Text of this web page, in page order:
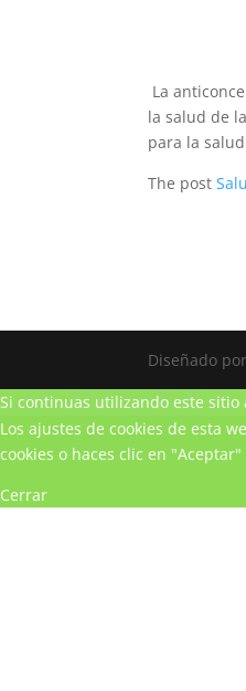
La
la salud de
para la
The post
Diseñado por
Si continuas utilizando este sitio
Los ajustes de cookies de esta
cookies o haces clic en
Cerrar